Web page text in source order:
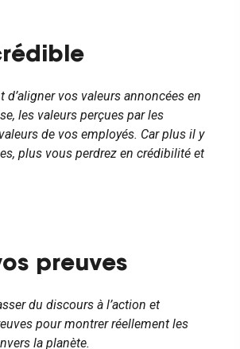
d’aligner vos valeurs annoncées en
les valeurs perçues par les
de vos employés. Car plus il y
plus vous perdrez en crédibilité et
preuves
du discours à l’action et
pour montrer réellement les
la planète.